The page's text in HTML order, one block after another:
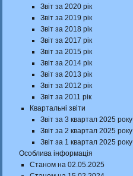
Звіт за 2020 рік
Звіт за 2019 рік
Звіт за 2018 рік
Звіт за 2017 рік
Звіт за 2015 рік
Звіт за 2014 рік
Звіт за 2013 рік
Звіт за 2012 рік
Звіт за 2011 рік
Квартальні звіти
Звіт за 3 квартал 2025 року
Звіт за 2 квартал 2025 року
Звіт за 1 квартал 2025 року
Особлива інформація
Станом на 02.05.2025